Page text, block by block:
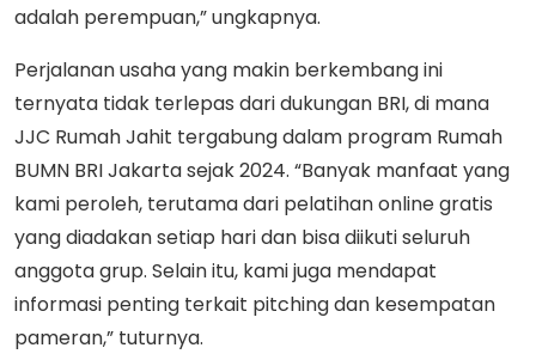
adalah perempuan,” ungkapnya.
Perjalanan usaha yang makin berkembang ini
ternyata tidak terlepas dari dukungan BRI, di mana
JJC Rumah Jahit tergabung dalam program Rumah
BUMN BRI Jakarta sejak 2024. “Banyak manfaat yang
kami peroleh, terutama dari pelatihan online gratis
yang diadakan setiap hari dan bisa diikuti seluruh
anggota grup. Selain itu, kami juga mendapat
informasi penting terkait pitching dan kesempatan
pameran,” tuturnya.